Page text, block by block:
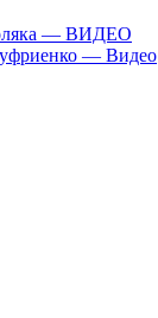
— ВИДЕО
— Видео